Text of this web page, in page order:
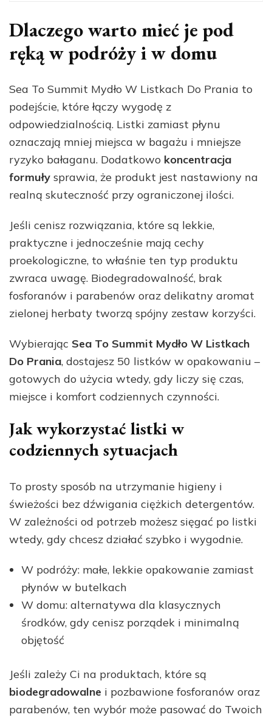
Dlaczego warto mieć je pod
ręką w podróży i w domu
Sea To Summit Mydło W Listkach Do Prania to
podejście, które łączy wygodę z
odpowiedzialnością. Listki zamiast płynu
oznaczają mniej miejsca w bagażu i mniejsze
ryzyko bałaganu. Dodatkowo koncentracja
formuły sprawia, że produkt jest nastawiony na
realną skuteczność przy ograniczonej ilości.
Jeśli cenisz rozwiązania, które są lekkie,
praktyczne i jednocześnie mają cechy
proekologiczne, to właśnie ten typ produktu
zwraca uwagę. Biodegradowalność, brak
fosforanów i parabenów oraz delikatny aromat
zielonej herbaty tworzą spójny zestaw korzyści.
Wybierając Sea To Summit Mydło W Listkach
Do Prania, dostajesz 50 listków w opakowaniu –
gotowych do użycia wtedy, gdy liczy się czas,
miejsce i komfort codziennych czynności.
Jak wykorzystać listki w
codziennych sytuacjach
To prosty sposób na utrzymanie higieny i
świeżości bez dźwigania ciężkich detergentów.
W zależności od potrzeb możesz sięgać po listki
wtedy, gdy chcesz działać szybko i wygodnie.
W podróży: małe, lekkie opakowanie zamiast
płynów w butelkach
W domu: alternatywa dla klasycznych
środków, gdy cenisz porządek i minimalną
objętość
Jeśli zależy Ci na produktach, które są
biodegradowalne i pozbawione fosforanów oraz
parabenów, ten wybór może pasować do Twoich